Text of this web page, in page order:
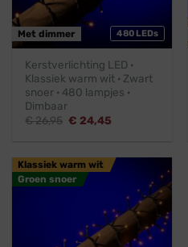
480 LEDs
Met dimmer
Kerstverlichting LED ·
Klassiek warm wit · Zwart
snoer · 480 lampjes ·
Dimbaar
€26,95 Oorspronkelijke
€ 24,45
Klassiek warm wit
Groen snoer